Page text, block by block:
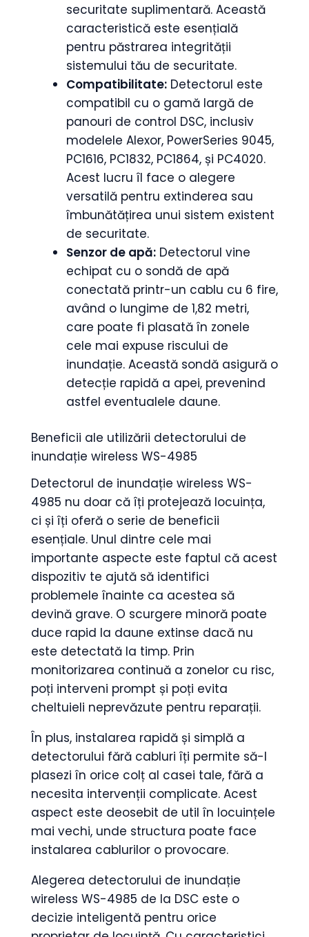
securitate suplimentară. Această
caracteristică este esențială
pentru păstrarea integrității
sistemului tău de securitate.
Compatibilitate: Detectorul este
compatibil cu o gamă largă de
panouri de control DSC, inclusiv
modelele Alexor, PowerSeries 9045,
PC1616, PC1832, PC1864, și PC4020.
Acest lucru îl face o alegere
versatilă pentru extinderea sau
îmbunătățirea unui sistem existent
de securitate.
Senzor de apă: Detectorul vine
echipat cu o sondă de apă
conectată printr-un cablu cu 6 fire,
având o lungime de 1,82 metri,
care poate fi plasată în zonele
cele mai expuse riscului de
inundație. Această sondă asigură o
detecție rapidă a apei, prevenind
astfel eventualele daune.
Beneficii ale utilizării detectorului de
inundație wireless WS-4985
Detectorul de inundație wireless WS-
4985 nu doar că îți protejează locuința,
ci și îți oferă o serie de beneficii
esențiale. Unul dintre cele mai
importante aspecte este faptul că acest
dispozitiv te ajută să identifici
problemele înainte ca acestea să
devină grave. O scurgere minoră poate
duce rapid la daune extinse dacă nu
este detectată la timp. Prin
monitorizarea continuă a zonelor cu risc,
poți interveni prompt și poți evita
cheltuieli neprevăzute pentru reparații.
În plus, instalarea rapidă și simplă a
detectorului fără cabluri îți permite să-l
plasezi în orice colț al casei tale, fără a
necesita intervenții complicate. Acest
aspect este deosebit de util în locuințele
mai vechi, unde structura poate face
instalarea cablurilor o provocare.
Alegerea detectorului de inundație
wireless WS-4985 de la DSC este o
decizie inteligentă pentru orice